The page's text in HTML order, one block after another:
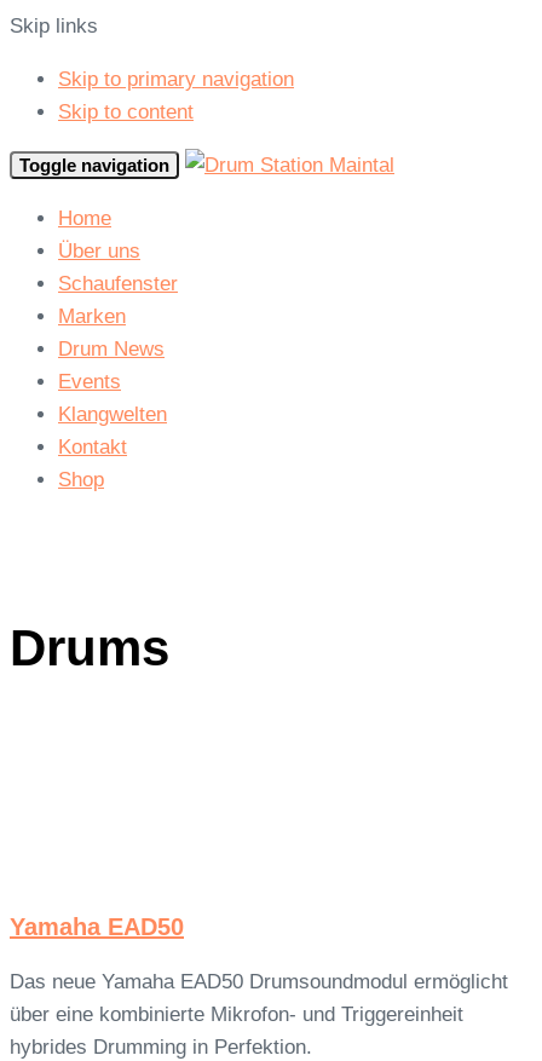
Skip links
Skip to primary navigation
Skip to content
Toggle navigation
Home
Über uns
Schaufenster
Marken
Drum News
Events
Klangwelten
Kontakt
Shop
Drums
Yamaha EAD50
Das neue Yamaha EAD50 Drumsoundmodul ermöglicht
über eine kombinierte Mikrofon- und Triggereinheit
hybrides Drumming in Perfektion.